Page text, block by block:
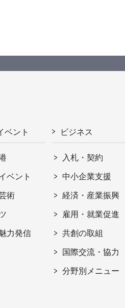
ベント
ベント
術
力発信
ビジネス
入札・契約
中小企業支援
経済・産業振興
雇用・就業促進
共創の取組
国際交流・協力
分野別メニュー